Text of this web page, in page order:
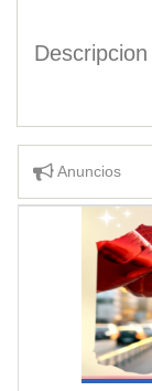
Descripcion
Anuncios